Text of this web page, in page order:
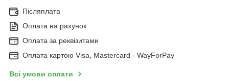
Післяплата
Оплата на рахунок
Оплата за реквізитами
Оплата картою Visa, Mastercard - WayForPay
Всі умови оплати